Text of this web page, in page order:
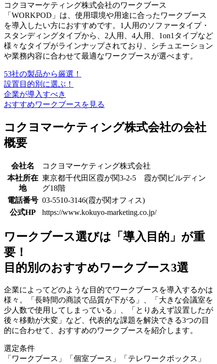
コクヨマーケティング株式会社のワークブース
「WORKPOD」は、使用環境や用途に合ったワークブース
を導入したい方におすすめです。1人用のソファータイプ・
スタンディングタイプから、2人用、4人用、1on1タイプなど
様々なタイプがラインナップされており、シチュエーション
や業務内容に合わせて最適なワークブースが選べます。
53社の製品から厳選！
設置目的別に選ぶ！
企業が導入すべき
おすすめワークブースを見る
コクヨマーケティング株式会社の会社
概要
会社名
コクヨマーケティング株式会社
本社所在
地
東京都千代田区霞が関3-2-5 霞が関ビルディン
グ18階
電話番号 03-5510-3146(霞が関オフィス)
公式HP
https://www.kokuyo-marketing.co.jp/
ワークブース選びは「導入目的」が重
要！
目的別のおすすめワークブース3選
企業によってどのような目的でワークブースを導入するかは
様々。「長時間の商談で品質が下がる」、「大きな会議室を
少人数で使用してしまっている」、「とりあえず設置したが
後々移動が大変」など、代表的な課題を解決できる3つの目
的に合わせて、おすすめのワークブースを紹介します。
選定条件
「ワークブース」「個室ブース」「テレワークボックス」